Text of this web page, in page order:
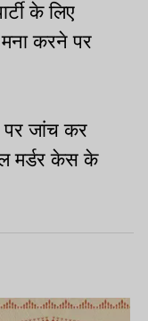
के लिए
करने पर
पर जांच कर
मर्डर केस के